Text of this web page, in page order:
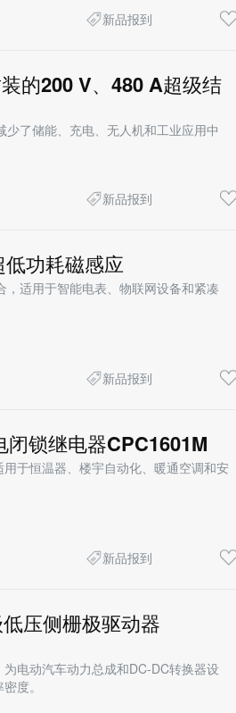
新品报到
的200 V、480 A超级结
了储能、充电、无人机和工业应用中
新品报到
功耗磁感应
适用于智能电表、物联网设备和紧凑
新品报到
锁继电器CPC1601M
于恒温器、楼宇自动化、暖通空调和安
新品报到
压侧栅极驱动器
电动汽车动力总成和DC-DC转换器设
度。